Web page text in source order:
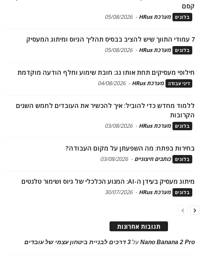
קסם
בלוגים מערכת HRus -
05/08/2026
7 עמודי התווך שיש להציב בבסיס תהליך הגיוס ומיתוג המעסיק
בלוגים מערכת HRus -
05/08/2026
חילופי מעסיקים תחת אותו גג: חובת שימוע וחלף הודעה מוקדמת
דיני עבודה מערכת HRus -
04/08/2026
ללמוד מחדש כדי להוביל: איך להכשיר את העובדים לחמש השנים
הקרובות
בלוגים מערכת HRus -
03/08/2026
בחירות בפתח: מה השפעתן על מקום העבודה?
בלוגים כותבים חיצוניים -
03/08/2026
מיתוג מעסיק בעידן ה-AI: המנוע הכלכלי של גיוס ושימור טלנטים
בלוגים מערכת HRus -
30/07/2026
תגובות אחרונות
Nano Banana 2 Proעל 3 דרכים לבניית ביטחון עצמי של עובדים